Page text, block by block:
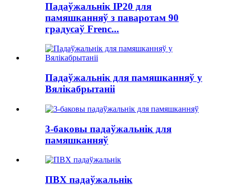
Падаўжальнік IP20 для
памяшканняў з паваротам 90
градусаў Frenc...
Падаўжальнік для памяшканняў у
Вялікабрытаніі
3-баковы падаўжальнік для
памяшканняў
ПВХ падаўжальнік